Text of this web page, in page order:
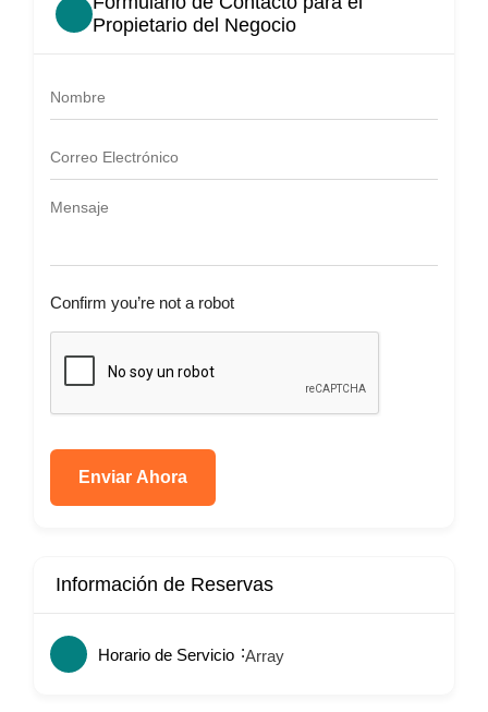
Propietario del Negocio
Confirm you’re not a robot
Enviar Ahora
Información de Reservas
Horario de Servicio Array